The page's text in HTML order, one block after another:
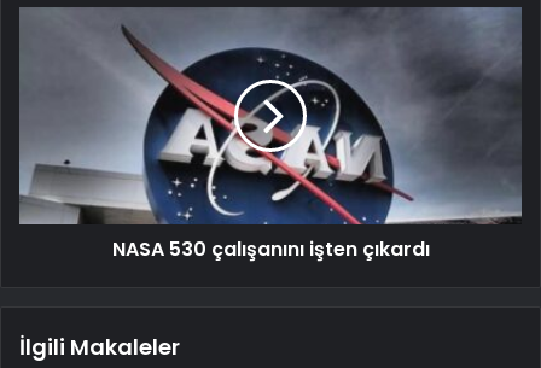
NASA 530 çalışanını işten çıkardı
İlgili Makaleler